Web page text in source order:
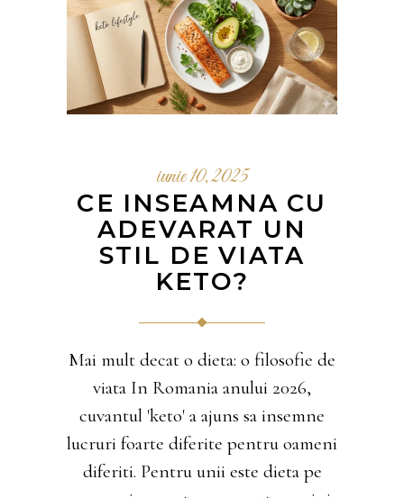
iunie 10, 2025
CE INSEAMNA CU
ADEVARAT UN
STIL DE VIATA
KETO?
Mai mult decat o dieta: o filosofie de
viata In Romania anului 2026,
cuvantul 'keto' a ajuns sa insemne
lucruri foarte diferite pentru oameni
diferiti. Pentru unii este dieta pe